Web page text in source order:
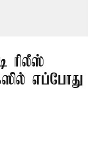
ரிலீஸ்
எப்போது